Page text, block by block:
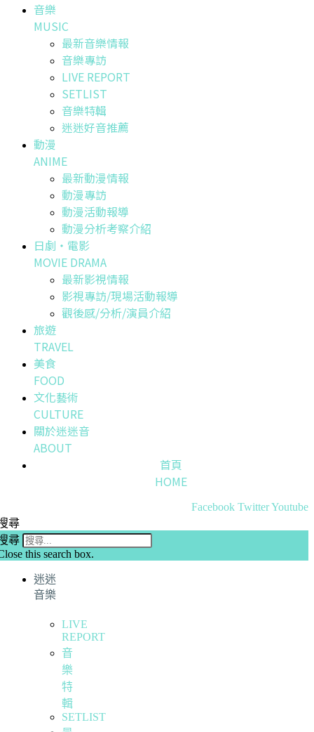
音樂
MUSIC
最新音樂情報
音樂專訪
LIVE REPORT
SETLIST
音樂特輯
迷迷好音推薦
動漫
ANIME
最新動漫情報
動漫專訪
動漫活動報導
動漫分析考察介紹
日劇・電影
MOVIE DRAMA
最新影視情報
影視專訪/現場活動報導
觀後感/分析/演員介紹
旅遊
TRAVEL
美食
FOOD
文化藝術
CULTURE
關於迷迷音
ABOUT
首頁
HOME
Facebook TwitterYoutube
尋
尋
this search box.
迷迷
音樂
LIVE
REPORT
音
樂
特
輯
SETLIST